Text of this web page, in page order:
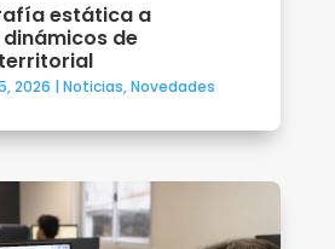
estática a
de
2026 | Noticias,Novedades